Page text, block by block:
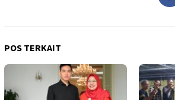
POS TERKAIT